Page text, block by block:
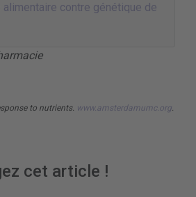
alimentaire contre génétique de
to nutrients. www.amsterdamumc.org.
cet article !